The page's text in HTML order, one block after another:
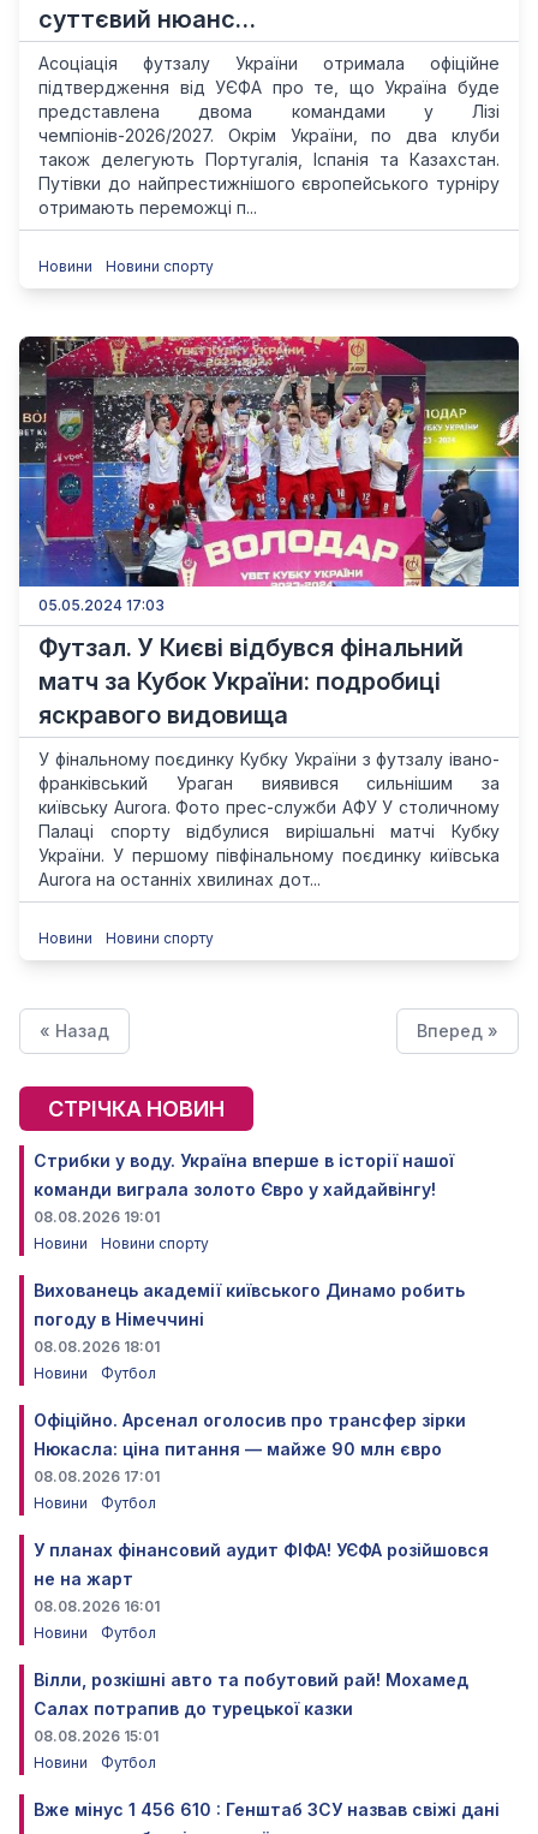
суттєвий нюанс…
Асоціація футзалу України отримала офіційне
підтвердження від УЄФА про те, що Україна буде
представлена двома командами у Лізі
чемпіонів-2026/2027. Окрім України, по два клуби
також делегують Португалія, Іспанія та Казахстан.
Путівки до найпрестижнішого європейського турніру
отримають переможці п...
Новини Новини спорту
05.05.2024 17:03
Футзал. У Києві відбувся фінальний
матч за Кубок України: подробиці
яскравого видовища
У фінальному поєдинку Кубку України з футзалу івано-
франківський Ураган виявився сильнішим за
київську Aurora. Фото прес-служби АФУ У столичному
Палаці спорту відбулися вирішальні матчі Кубку
України. У першому півфінальному поєдинку київська
Aurora на останніх хвилинах дот...
Новини Новини спорту
« Назад Вперед »
СТРІЧКА НОВИН
Стрибки у воду. Україна вперше в історії нашої
команди виграла золото Євро у хайдайвінгу!
08.08.2026 19:01
Новини
Новини спорту
Вихованець академії київського Динамо робить
погоду в Німеччині
08.08.2026 18:01
Новини
Футбол
Офіційно. Арсенал оголосив про трансфер зірки
Нюкасла: ціна питання — майже 90 млн євро
08.08.2026 17:01
Новини
Футбол
У планах фінансовий аудит ФІФА! УЄФА розійшовся
не на жарт
08.08.2026 16:01
Новини
Футбол
Вілли, розкішні авто та побутовий рай! Мохамед
Салах потрапив до турецької казки
08.08.2026 15:01
Новини
Футбол
Вже мінус 1 456 610 : Генштаб ЗСУ назвав свіжі дані